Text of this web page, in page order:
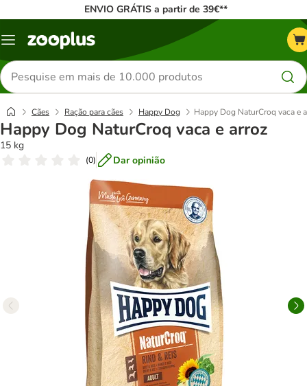
ENVIO GRÁTIS a partir de 39€**
Menu
Pesquisar
produtos
Cães Ração para cães Happy Dog Happy Dog NaturCroq vaca e
Happy Dog NaturCroq vaca e arroz
15 kg
(0) Dar opinião